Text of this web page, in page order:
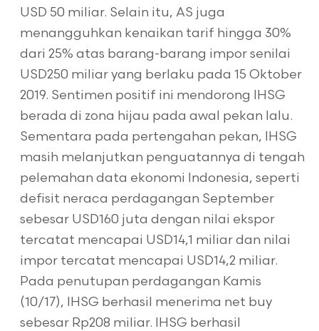
USD 50 miliar. Selain itu, AS juga
menangguhkan kenaikan tarif hingga 30%
dari 25% atas barang-barang impor senilai
USD250 miliar yang berlaku pada 15 Oktober
2019. Sentimen positif ini mendorong IHSG
berada di zona hijau pada awal pekan lalu.
Sementara pada pertengahan pekan, IHSG
masih melanjutkan penguatannya di tengah
pelemahan data ekonomi Indonesia, seperti
defisit neraca perdagangan September
sebesar USD160 juta dengan nilai ekspor
tercatat mencapai USD14,1 miliar dan nilai
impor tercatat mencapai USD14,2 miliar.
Pada penutupan perdagangan Kamis
(10/17), IHSG berhasil menerima net buy
sebesar Rp208 miliar. IHSG berhasil